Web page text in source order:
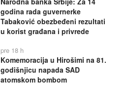
godina rada guvernerke
Tabaković obezbeđeni rezultati
u korist građana i privrede
pre 18 h
Komemoracija u Hirošimi na 81.
godišnjicu napada SAD
atomskom bombom